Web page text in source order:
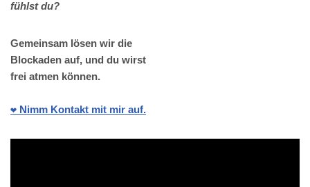
fühlst du?
Gemeinsam lösen wir die
Blockaden auf, und du wirst
frei atmen können.
❤️ Nimm Kontakt mit mir auf.